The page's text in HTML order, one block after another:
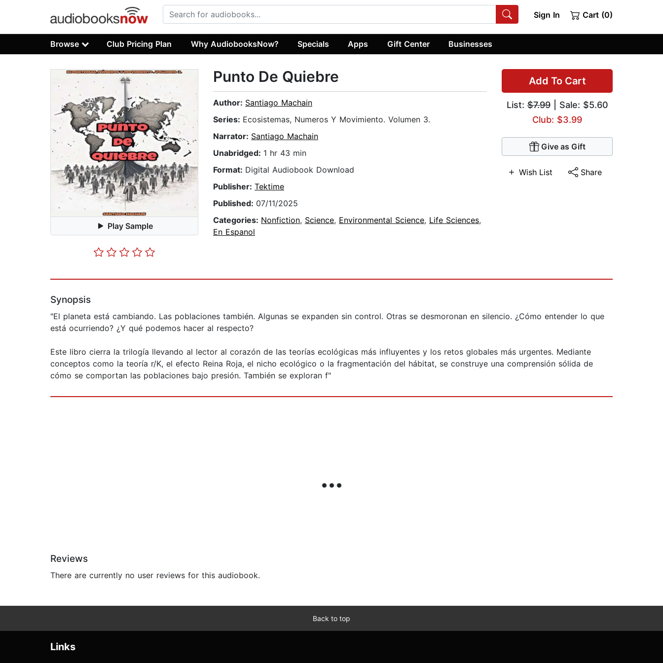
Sign In Cart (0)
Browse Club Pricing Plan Why AudiobooksNow? Specials Apps Gift Center Businesses
Play Sample
Add To Cart
List:$7.99| Sale: $5.60
Club: $3.99
Give as Gift
Wish List Share
Punto De Quiebre
Author: Santiago Machain
Series: Ecosistemas, Numeros Y Movimiento. Volumen 3.
Narrator: Santiago Machain
Unabridged: 1 hr 43 min
Format: Digital Audiobook Download
Publisher: Tektime
Published: 07/11/2025
Categories: Nonfiction, Science, Environmental Science, Life Sciences,
En Espanol
Synopsis
"El planeta está cambiando. Las poblaciones también. Algunas se expanden sin control. Otras se desmoronan en silencio. ¿Cómo entender lo que
está ocurriendo? ¿Y qué podemos hacer al respecto?
Este libro cierra la trilogía llevando al lector al corazón de las teorías ecológicas más influyentes y los retos globales más urgentes. Mediante
conceptos como la teoría r/K, el efecto Reina Roja, el nicho ecológico o la fragmentación del hábitat, se construye una comprensión sólida de
cómo se comportan las poblaciones bajo presión. También se exploran f"
Reviews
There are currently no user reviews for this audiobook.
Back to top
Links